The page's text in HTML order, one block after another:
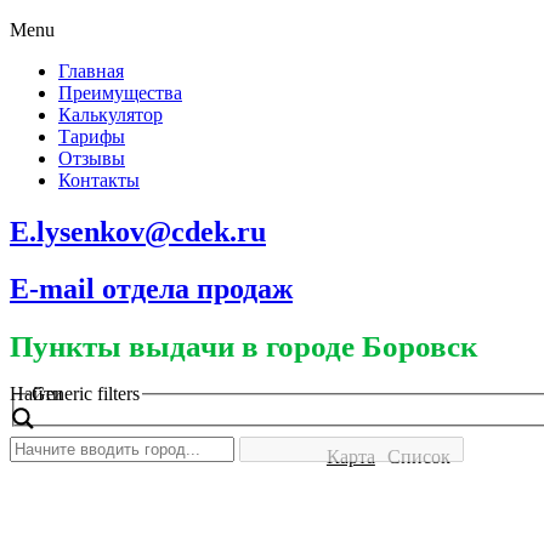
Menu
Главная
Преимущества
Калькулятор
Тарифы
Отзывы
Контакты
E.lysenkov@cdek.ru
E-mail отдела продаж
Пункты выдачи в городе Боровск
Найти
Generic filters
Карта Список